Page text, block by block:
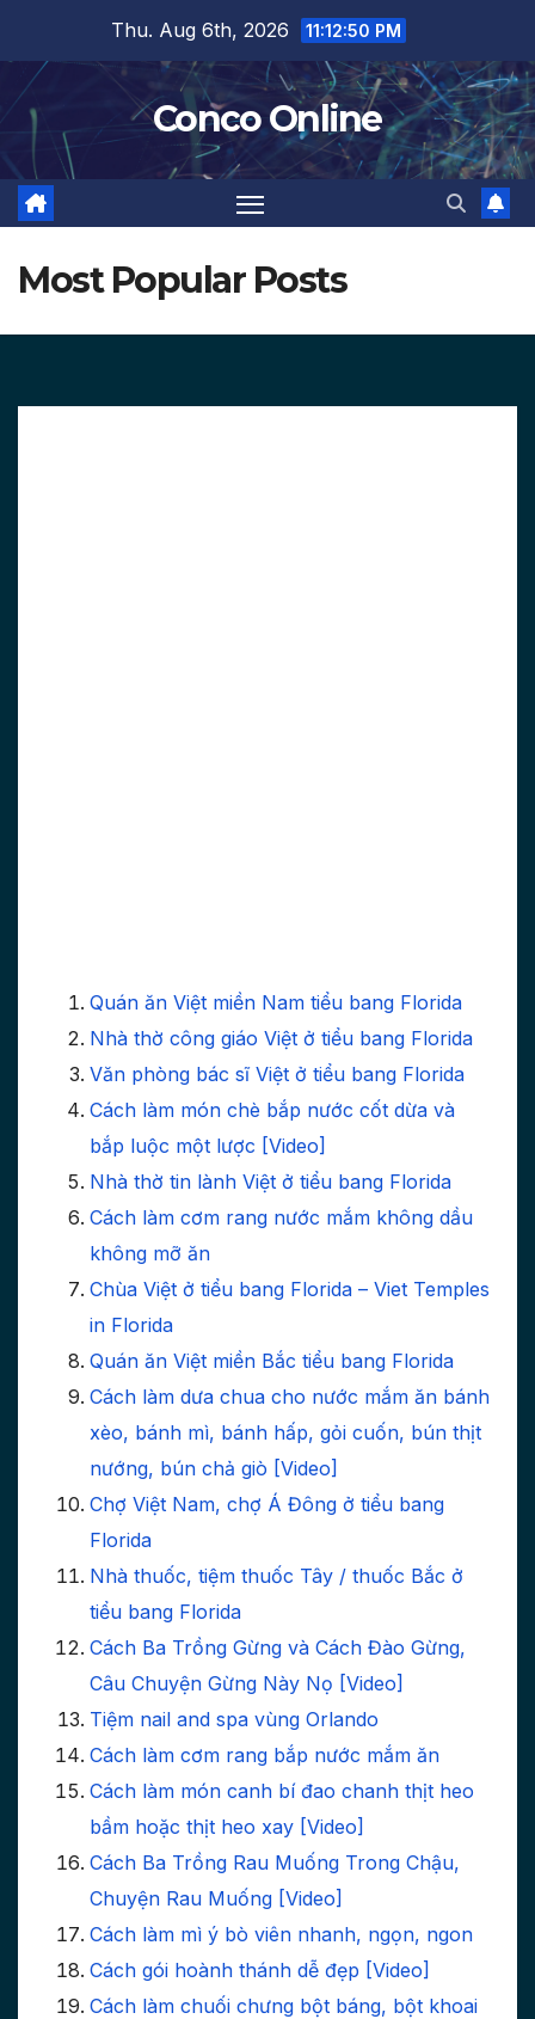
content
Thu. Aug 6th, 2026 11:12:51 PM
Conco Online
Most Popular Posts
Quán ăn Việt miền Nam tiểu bang Florida
Nhà thờ công giáo Việt ở tiểu bang Florida
Văn phòng bác sĩ Việt ở tiểu bang Florida
Cách làm món chè bắp nước cốt dừa và
bắp luộc một lược [Video]
Nhà thờ tin lành Việt ở tiểu bang Florida
Cách làm cơm rang nước mắm không dầu
không mỡ ăn
Chùa Việt ở tiểu bang Florida – Viet Temples
in Florida
Quán ăn Việt miền Bắc tiểu bang Florida
Cách làm dưa chua cho nước mắm ăn bánh
xèo, bánh mì, bánh hấp, gỏi cuốn, bún thịt
nướng, bún chả giò [Video]
Chợ Việt Nam, chợ Á Đông ở tiểu bang
Florida
Nhà thuốc, tiệm thuốc Tây / thuốc Bắc ở
tiểu bang Florida
Cách Ba Trồng Gừng và Cách Đào Gừng,
Câu Chuyện Gừng Này Nọ [Video]
Tiệm nail and spa vùng Orlando
Cách làm cơm rang bắp nước mắm ăn
Cách làm món canh bí đao chanh thịt heo
bầm hoặc thịt heo xay [Video]
Cách Ba Trồng Rau Muống Trong Chậu,
Chuyện Rau Muống [Video]
Cách làm mì ý bò viên nhanh, ngọn, ngon
Cách gói hoành thánh dễ đẹp [Video]
Cách làm chuối chưng bột báng, bột khoai